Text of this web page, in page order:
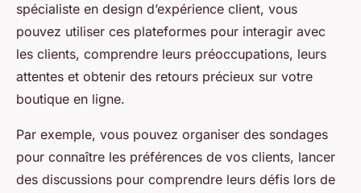
spécialiste en design d’expérience client, vous
pouvez utiliser ces plateformes pour interagir avec
les clients, comprendre leurs préoccupations, leurs
attentes et obtenir des retours précieux sur votre
boutique en ligne.
Par exemple, vous pouvez organiser des sondages
pour connaître les préférences de vos clients, lancer
des discussions pour comprendre leurs défis lors de